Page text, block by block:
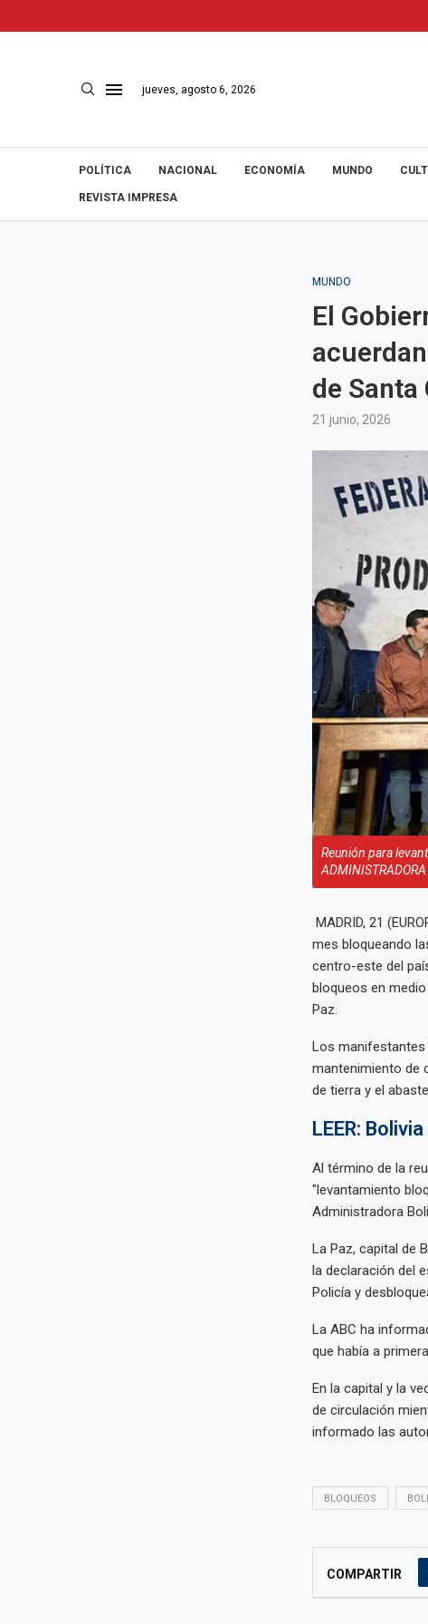
jueves, agosto 6, 2026
POLÍTICA NACIONAL ECONOMÍA MUNDO
REVISTA IMPRESA
MUNDO
El
de Santa
21 junio, 2026
Reunión para
MADRID, 21
mes bloqueando
centro-este del
bloqueos en medio
Paz.
Los manifestantes
mantenimiento de
de tierra y el
LEER:
Al término de la
"levantamiento
Administradora
La Paz, capital de
la declaración del
Policía y
La ABC ha
que había a
En la capital y la
de circulación
informado las
BLOQUEOS
COMPARTIR